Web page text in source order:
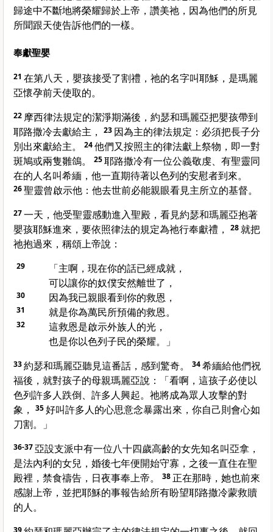
歸途中不斷地將榮耀歸於上帝，讚美祂，因為他們的所見
所聞跟天使告訴他們的一樣。
奉獻聖嬰
21 在第八天，嬰孩接受了割禮，祂的名字叫耶穌，是瑪麗
亞懷孕前天使取的。
22 摩西律法規定的潔淨期滿後，約瑟和瑪麗亞把嬰孩帶到
耶路撒冷去獻給主，
23 因為主的律法規定：必須把長子分
別出來獻給主。
24他們又按照主的律法獻上祭物，即一對
斑鳩或兩隻雛鴿。
25耶路撒冷有一位公義敬虔、有聖靈同
在的人名叫希緬，他一直期待著以色列的安慰者到來。
26聖靈曾啟示他：他去世前必能親眼看見主所立的基督。
27一天，他受聖靈感動進入聖殿，看見約瑟和瑪麗亞抱著
嬰孩耶穌進來，要依照律法的規定為祂行奉獻禮，
28就把
祂抱過來，稱頌上帝說：
29
「主啊，現在你的話已經成就，
可以讓你的奴僕安然離世了，
30 因為我已親眼看到你的救恩，
31 就是你為萬民所預備的救恩。
32
這救恩是啟示外族人的光，
也是你以色列子民的榮耀。」
33約瑟和瑪麗亞聽見這番話，感到驚奇。 34希緬給他們祝
福後，就對孩子的母親瑪麗亞說：「看啊，這孩子必使以
色列許多人跌倒、許多人興起。祂將成為眾人攻擊的對
象，
35好叫許多人的心思意念暴露出來，你自己則會心如
刀割。」
36-37亞設支派中有一位八十四歲高齡的女先知名叫亞拿，
是法內利的女兒，婚後七年便開始守寡，之後一直住在聖
殿裡，禁食禱告，日夜事奉上帝。
38 正在那時，她也前來
感謝上帝，並把耶穌的事報告給所有盼望耶路撒冷蒙救贖
的人。
39